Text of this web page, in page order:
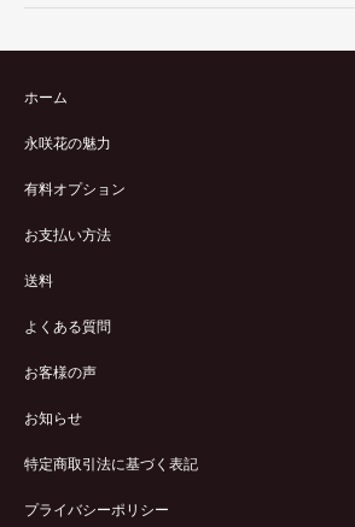
ホーム
永咲花の魅力
有料オプション
お支払い方法
送料
よくある質問
お客様の声
お知らせ
特定商取引法に基づく表記
プライバシーポリシー